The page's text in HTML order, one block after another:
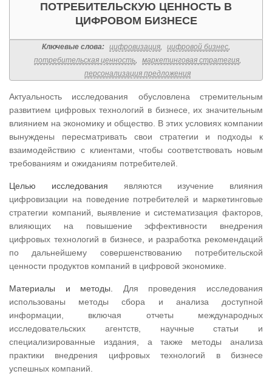
ПОТРЕБИТЕЛЬСКУЮ ЦЕННОСТЬ В
ЦИФРОВОМ БИЗНЕСЕ
Ключевые слова: цифровизация, цифровой бизнес,
потребительская ценность, маркетинговая стратегия,
персонализация предложения
Актуальность исследования обусловлена стремительным
развитием цифровых технологий в бизнесе, их значительным
влиянием на экономику и общество. В этих условиях компании
вынуждены пересматривать свои стратегии и подходы к
взаимодействию с клиентами, чтобы соответствовать новым
требованиям и ожиданиям потребителей.
Целью исследования являются изучение влияния
цифровизации на поведение потребителей и маркетинговые
стратегии компаний, выявление и систематизация факторов,
влияющих на повышение эффективности внедрения
цифровых технологий в бизнесе, и разработка рекомендаций
по дальнейшему совершенствованию потребительской
ценности продуктов компаний в цифровой экономике.
Материалы и методы.
Для проведения исследования
использованы методы сбора и анализа доступной
информации, включая отчеты международных
исследовательских агентств, научные статьи и
специализированные издания, а также методы анализа
практики внедрения цифровых технологий в бизнесе
успешных компаний.